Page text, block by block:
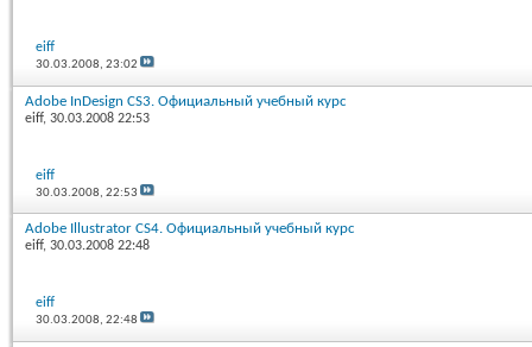
eiff
30.03.2008,23:02
Adobe InDesign CS3. Официальный учебный курс
eiff, 30.03.2008 22:53
eiff
30.03.2008,22:53
Adobe Illustrator CS4. Официальный учебный курс
eiff, 30.03.2008 22:48
eiff
30.03.2008,22:48